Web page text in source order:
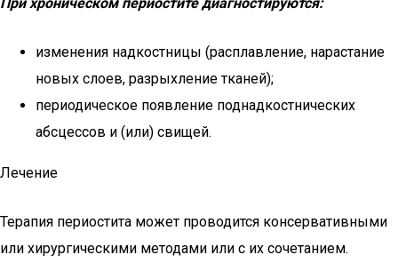
изменения надкостницы (расплавление, нарастание
новых слоев, разрыхление тканей);
периодическое появление поднадкостнических
абсцессов и (или) свищей.
Лечение
Терапия периостита может проводится консервативными
или хирургическими методами или с их сочетанием.